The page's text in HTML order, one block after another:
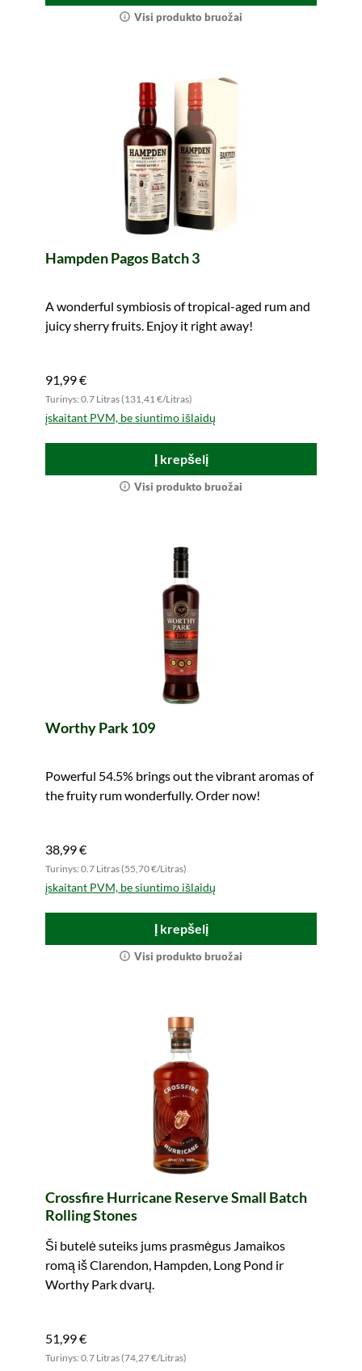
Visi produkto bruožai
Hampden Pagos Batch 3
A wonderful symbiosis of tropical-aged rum and
juicy sherry fruits. Enjoy it right away!
91,99 €
Turinys: 0.7 Litras (131,41 €/Litras)
įskaitant PVM, be siuntimo išlaidų
Į krepšelį
Visi produkto bruožai
Worthy Park 109
Powerful 54.5% brings out the vibrant aromas of
the fruity rum wonderfully. Order now!
38,99 €
Turinys: 0.7 Litras (55,70 €/Litras)
įskaitant PVM, be siuntimo išlaidų
Į krepšelį
Visi produkto bruožai
Crossfire Hurricane Reserve Small Batch
Rolling Stones
Ši butelė suteiks jums prasmėgus Jamaikos
romą iš Clarendon, Hampden, Long Pond ir
Worthy Park dvarų.
51,99 €
Turinys: 0.7 Litras (74,27 €/Litras)